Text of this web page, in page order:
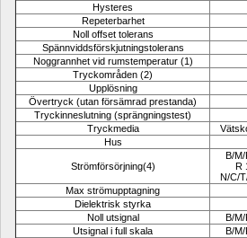
Hysteres
Repeterbarhet
Noll offset tolerans
Spännviddsförskjutningstolerans
Noggrannhet vid rumstemperatur (1)
Tryckområden (2)
Upplösning
Övertryck (utan försämrad prestanda)
Tryckinneslutning (sprängningstest)
Tryckmedia
Hus
Strömförsörjning(4)
B/M/
R
N/C/
Max strömupptagning
Dielektrisk styrka
Noll utsignal
B/
Utsignal i full skala
B/